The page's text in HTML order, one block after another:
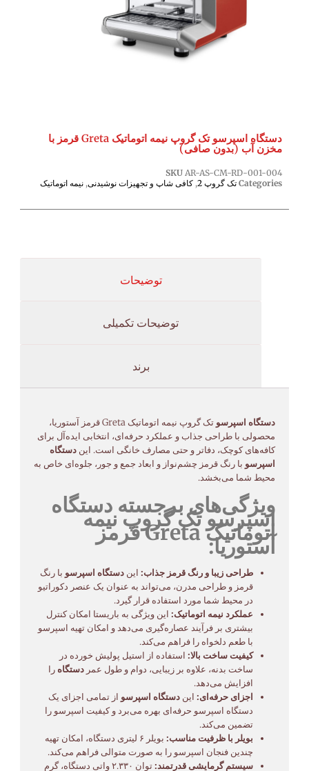
دستگاه اسپرسو تک گروپ نیمه اتوماتیک Greta قرمز با
مخزن آب (بدون صافی)
SKU AR-AS-CM-RD-001-004
Categories تک گروپ 2 , کافی شاپ و تجهیزات نوشیدنی, نیمه اتوماتیک
توضیحات
توضیحات تکمیلی
برند
دستگاه اسپرسو
تک گروپ نیمه اتوماتیک Greta قرمز آستوریا،
محصولی با طراحی جذاب و عملکرد حرفه‌ای، انتخابی ایده‌آل برای
کافه‌های کوچک، دفاتر و حتی مصارف خانگی است. این دستگاه
اسپرسو با رنگ قرمز چشم‌نواز و ابعاد جمع و جور، جلوه‌ای خاص به
محیط شما می‌بخشد.
ویژگی‌های برجسته دستگاه
اسپرسو تک گروپ نیمه
اتوماتیک Greta قرمز
آستوریا:
طراحی زیبا و رنگ قرمز جذاب: ایندستگاه اسپرسو با رنگ
قرمز و طراحی مدرن، می‌تواند به عنوان یک عنصر دکوراتیو
در محیط شما مورد استفاده قرار گیرد.
عملکرد نیمه اتوماتیک: این ویژگی به باریستا امکان کنترل
بیشتری بر فرآیند عصاره‌گیری می‌دهد و امکان تهیه اسپرسو
با طعم دلخواه را فراهم می‌کند.
کیفیت ساخت بالا: استفاده از استیل پولیش خورده در
ساخت بدنه، علاوه بر زیبایی، دوام و طول عمردستگاه را
افزایش می‌دهد.
اجزای حرفه‌ای: ایندستگاه اسپرسو از تمامی اجزای یک
دستگاه اسپرسو حرفه‌ای بهره می‌برد و کیفیت اسپرسو را
تضمین می‌کند.
بویلر با ظرفیت مناسب:
بویلر ۶ لیتری دستگاه، امکان تهیه
چندین فنجان اسپرسو را به صورت متوالی فراهم می‌کند.
سیستم گرمایشی قدرتمند:
توان ۲.۳۳۰ واتی دستگاه، گرم